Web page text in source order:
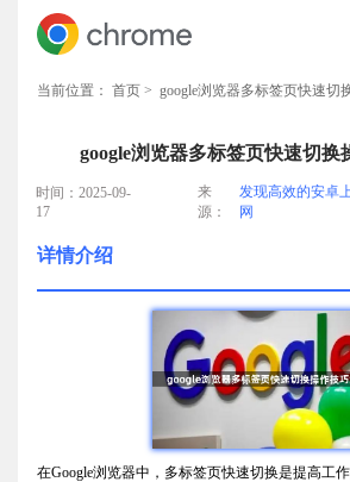
当前位置： 首页 > google浏览器多标签页快速切
google浏览器多标签页快速切换
时间：2025-09-
17
来
源：
发现高效的安卓
网
详情介绍
在Google浏览器中，多标签页快速切换是提高工